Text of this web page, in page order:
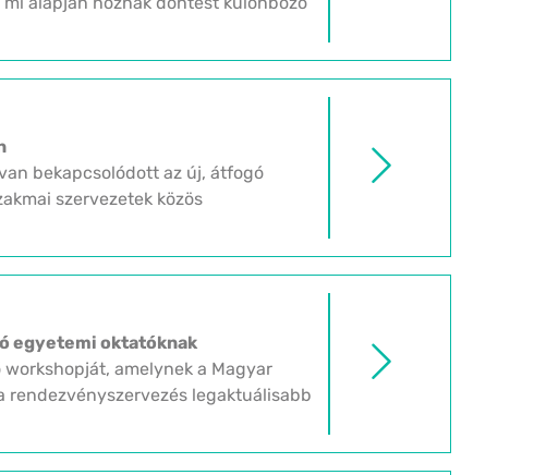
bekapcsolódott az új, átfogó
szervezetek közös
egyetemi oktatóknak
amelynek a Magyar
legaktuálisabb